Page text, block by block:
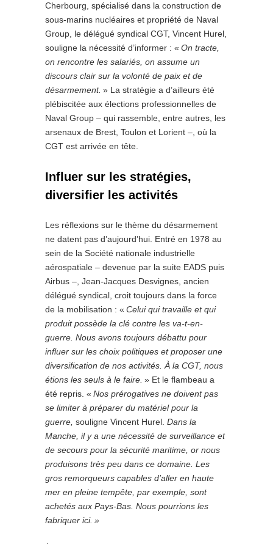
Cherbourg, spécialisé dans la construction de
sous-marins nucléaires et propriété de Naval
Group, le délégué syndical CGT, Vincent Hurel,
souligne la nécessité d’informer : « On tracte,
on rencontre les salariés, on assume un
discours clair sur la volonté de paix et de
désarmement. » La stratégie a d’ailleurs été
plébiscitée aux élections professionnelles de
Naval Group – qui rassemble, entre autres, les
arsenaux de Brest, Toulon et Lorient –, où la
CGT est arrivée en tête.
Influer sur les stratégies,
diversifier les activités
Les réflexions sur le thème du désarmement
ne datent pas d’aujourd’hui. Entré en 1978 au
sein de la Société nationale industrielle
aérospatiale – devenue par la suite EADS puis
Airbus –, Jean-Jacques Desvignes, ancien
délégué syndical, croit toujours dans la force
de la mobilisation : « Celui qui travaille et qui
produit possède la clé contre les va-t-en-
guerre. Nous avons toujours débattu pour
influer sur les choix politiques et proposer une
diversification de nos activités. À la CGT, nous
étions les seuls à le faire. » Et le flambeau a
été repris. « Nos prérogatives ne doivent pas
se limiter à préparer du matériel pour la
guerre, souligne Vincent Hurel. Dans la
Manche, il y a une nécessité de surveillance et
de secours pour la sécurité maritime, or nous
produisons très peu dans ce domaine. Les
gros remorqueurs capables d’aller en haute
mer en pleine tempête, par exemple, sont
achetés aux Pays-Bas. Nous pourrions les
fabriquer ici. »